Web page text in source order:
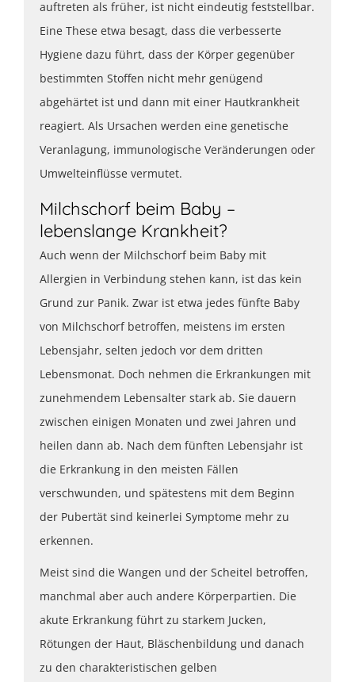
auftreten als früher, ist nicht eindeutig feststellbar.
Eine These etwa besagt, dass die verbesserte
Hygiene dazu führt, dass der Körper gegenüber
bestimmten Stoffen nicht mehr genügend
abgehärtet ist und dann mit einer Hautkrankheit
reagiert. Als Ursachen werden eine genetische
Veranlagung, immunologische Veränderungen oder
Umwelteinflüsse vermutet.
Milchschorf beim Baby –
lebenslange Krankheit?
Auch wenn der Milchschorf beim Baby mit
Allergien in Verbindung stehen kann, ist das kein
Grund zur Panik. Zwar ist etwa jedes fünfte Baby
von Milchschorf betroffen, meistens im ersten
Lebensjahr, selten jedoch vor dem dritten
Lebensmonat. Doch nehmen die Erkrankungen mit
zunehmendem Lebensalter stark ab. Sie dauern
zwischen einigen Monaten und zwei Jahren und
heilen dann ab. Nach dem fünften Lebensjahr ist
die Erkrankung in den meisten Fällen
verschwunden, und spätestens mit dem Beginn
der Pubertät sind keinerlei Symptome mehr zu
erkennen.
Meist sind die Wangen und der Scheitel betroffen,
manchmal aber auch andere Körperpartien. Die
akute Erkrankung führt zu starkem Jucken,
Rötungen der Haut, Bläschenbildung und danach
zu den charakteristischen gelben